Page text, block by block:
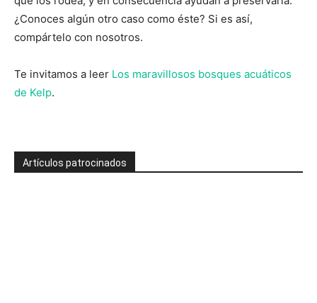
¿Conoces algún otro caso como éste? Si es así,
compártelo con nosotros.
Te invitamos a leer Los maravillosos bosques acuáticos
de Kelp.
Artículos patrocinados